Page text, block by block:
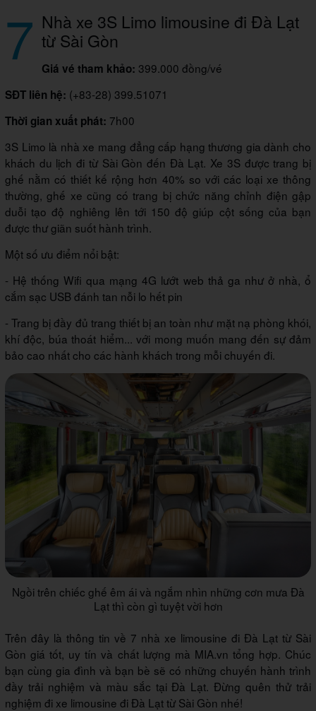
7 Nhà xe 3S Limo limousine đi Đà Lạt
từ Sài Gòn
Giá vé tham khảo: 399.000 đồng/vé
SĐT liên hệ: (+83-28) 399.51071
Thời gian xuất phát: 7h00
3S Limo là nhà xe mang đẳng cấp hạng thương gia dành cho
khách du lịch đi từ Sài Gòn đến Đà Lạt. Xe 3S được trang bị
ghế nằm có thiết kế rộng hơn 40% so với các loại xe thông
thường, ghế xe cũng có trang bị chức năng chỉnh điện gập
duỗi tạo độ nghiêng lên tới 150 độ giúp cột sống của bạn
được thư giãn suốt hành trình.
Một số ưu điểm nổi bật:
- Hệ thống Wifi qua mạng 4G lướt web thả ga như ở nhà, ổ
cắm sạc USB đánh tan nỗi lo hết pin
- Trang bị đầy đủ trang thiết bị an toàn như mặt nạ phòng khói,
khí độc, búa thoát hiểm... với mong muốn mang đến sự đảm
bảo cao nhất cho các hành khách trong mỗi chuyến đi.
Ngồi trên chiếc ghế êm ái và ngắm nhìn những cơn mưa Đà
Lạt thì còn gì tuyệt vời hơn
Trên đây là thông tin về 7 nhà xe limousine đi Đà Lạt từ Sài
Gòn giá tốt, uy tín và chất lượng mà MIA.vn tổng hợp. Chúc
bạn cùng gia đình và bạn bè sẽ có những chuyến hành trình
đầy trải nghiệm và màu sắc tại Đà Lạt. Đừng quên thử trải
nghiệm đi xe limousine đi Đà Lạt từ Sài Gòn nhé!